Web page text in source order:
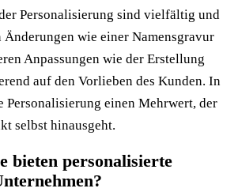
Personalisierung sind vielfältig und
wie einer Namensgravur
Anpassungen wie der Erstellung
auf den Vorlieben des Kunden. In
Personalisierung einen Mehrwert, der
selbst hinausgeht.
bieten personalisierte